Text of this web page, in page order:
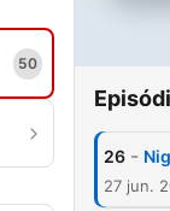
50
26 -
27 jun.